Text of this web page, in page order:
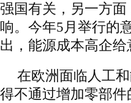
强国有关，另一方
响。今年5月举行的
出，能源成本高企
在欧洲面临人工
得不通过增加零部